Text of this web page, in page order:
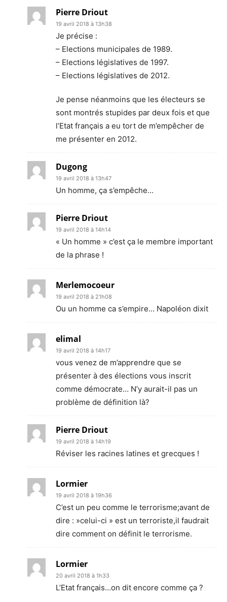
Pierre Driout
19 avril 2018 à 13h38
Je précise :
– Elections municipales de 1989.
– Elections législatives de 1997.
– Elections législatives de 2012.
Je pense néanmoins que les électeurs se
sont montrés stupides par deux fois et que
l’Etat français a eu tort de m’empêcher de
me présenter en 2012.
Dugong
19 avril 2018 à 13h47
Un homme, ça s’empêche…
Pierre Driout
19 avril 2018 à 14h14
« Un homme » c’est ça le membre important
de la phrase !
Merlemocoeur
19 avril 2018 à 21h08
Ou un homme ca s’empire… Napoléon dixit
elimal
19 avril 2018 à 14h17
vous venez de m’apprendre que se
présenter à des élections vous inscrit
comme démocrate… N’y aurait-il pas un
problème de définition là?
Pierre Driout
19 avril 2018 à 14h19
Réviser les racines latines et grecques !
Lormier
19 avril 2018 à 19h36
C’est un peu comme le terrorisme;avant de
dire : »celui-ci » est un terroriste,il faudrait
dire comment on définit le terrorisme.
Lormier
20 avril 2018 à 1h33
L’Etat français…on dit encore comme ça ?